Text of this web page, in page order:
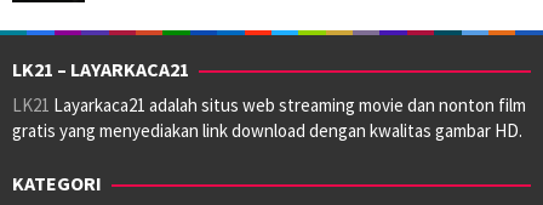
LK21 – LAYARKACA21
LK21 Layarkaca21 adalah situs web streaming movie dan nonton film
gratis yang menyediakan link download dengan kwalitas gambar HD.
KATEGORI